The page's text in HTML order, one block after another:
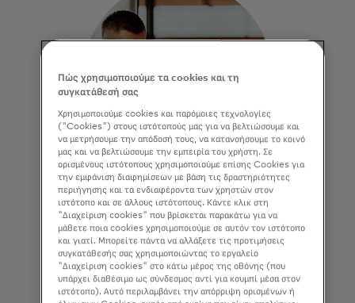
Εμπλουτίστε τις διαδικασίες
πληρωμής με δεδομένα
Τα κορυφαία δεδομένα της αγοράς
ενσωματώνονται στα λογιστικά σας
συστήματα και τα εσωτερικά εργαλεία
Πώς χρησιμοποιούμε τα cookies και τη
συγκατάθεσή σας
Χρησιμοποιούμε cookies και παρόμοιες τεχνολογίες
("Cookies") στους ιστότοπούς μας για να βελτιώσουμε και
να μετρήσουμε την απόδοσή τους, να κατανοήσουμε το κοινό
μας και να βελτιώσουμε την εμπειρία του χρήστη. Σε
ορισμένους ιστότοπους χρησιμοποιούμε επίσης Cookies για
την εμφάνιση διαφημίσεων με βάση τις δραστηριότητες
περιήγησης και τα ενδιαφέροντα των χρηστών στον
ιστότοπο και σε άλλους ιστότοπους. Κάντε κλικ στη
"Διαχείριση cookies" που βρίσκεται παρακάτω για να
μάθετε ποια cookies χρησιμοποιούμε σε αυτόν τον ιστότοπο
και γιατί. Μπορείτε πάντα να αλλάξετε τις προτιμήσεις
συγκατάθεσής σας χρησιμοποιώντας το εργαλείο
"Διαχείριση cookies" στο κάτω μέρος της οθόνης (που
υπάρχει διαθέσιμο ως σύνδεσμος αντί για κουμπί μέσα στον
ιστότοπο). Αυτό περιλαμβάνει την απόρριψη ορισμένων ή